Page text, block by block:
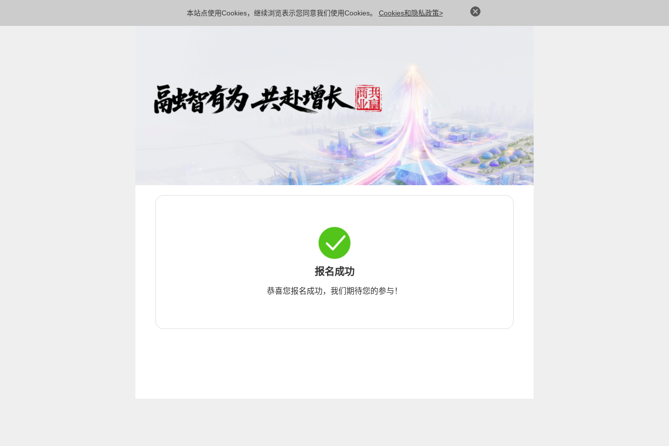
本站点使用Cookies，继续浏览表示您同意我们使用Cookies。 Cookies和隐私政策>
报名成功
恭喜您报名成功，我们期待您的参与！